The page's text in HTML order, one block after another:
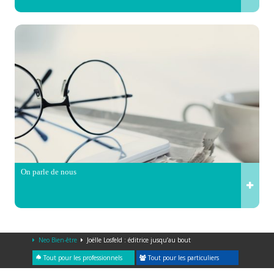
On parle de nous
Neo Bien-être Joëlle Losfeld : éditrice jusqu’au bout
Tout pour les professionnels Tout pour les particuliers